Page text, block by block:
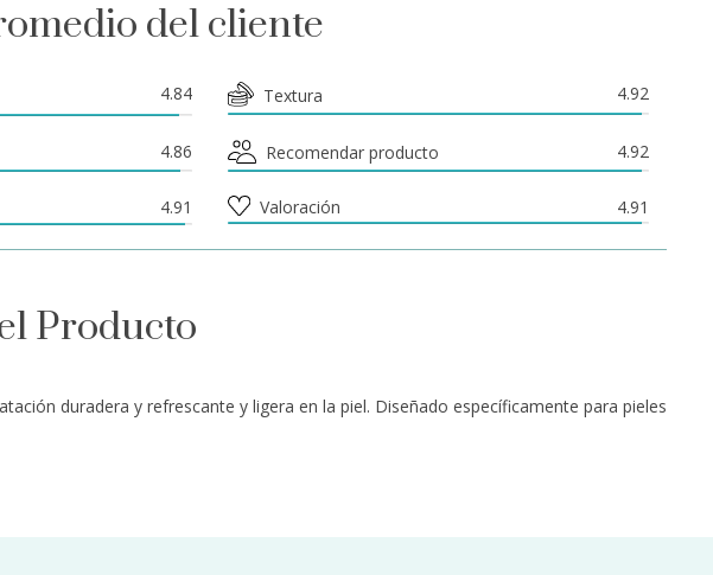
del cliente
4.84 Textura 4.92
4.86 Recomendar producto 4.92
4.91 Valoración 4.91
Producto
duradera y refrescante y ligera en la piel. Diseñado específicamente para pieles